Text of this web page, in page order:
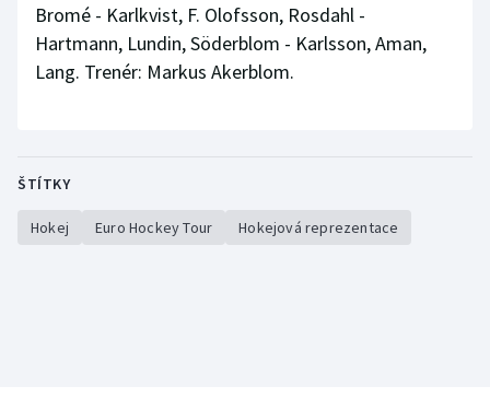
Bromé - Karlkvist, F. Olofsson, Rosdahl -
Hartmann, Lundin, Söderblom - Karlsson, Aman,
Lang. Trenér: Markus Akerblom.
ŠTÍTKY
Hokej Euro Hockey Tour Hokejová reprezentace